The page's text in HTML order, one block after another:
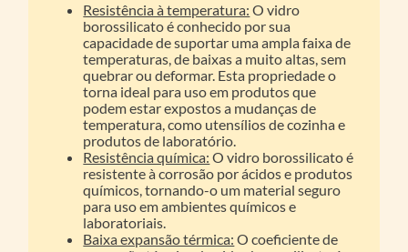
Resistência à temperatura: O vidro
borossilicato é conhecido por sua
capacidade de suportar uma ampla faixa de
temperaturas, de baixas a muito altas, sem
quebrar ou deformar. Esta propriedade o
torna ideal para uso em produtos que
podem estar expostos a mudanças de
temperatura, como utensílios de cozinha e
produtos de laboratório.
Resistência química: O vidro borossilicato é
resistente à corrosão por ácidos e produtos
químicos, tornando-o um material seguro
para uso em ambientes químicos e
laboratoriais.
Baixa expansão térmica: O coeficiente de